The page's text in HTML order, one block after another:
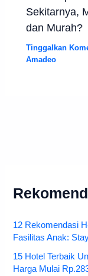
Sekitarnya,
dan Murah?
Tinggalkan
Amadeo
12 Rekomendasi
Fasilitas Anak:
15 Hotel Terbaik
Harga Mulai